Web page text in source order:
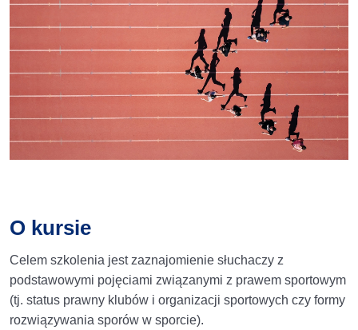
O kursie
Celem szkolenia jest zaznajomienie słuchaczy z
podstawowymi pojęciami związanymi z prawem sportowym
(tj. status prawny klubów i organizacji sportowych czy formy
rozwiązywania sporów w sporcie).